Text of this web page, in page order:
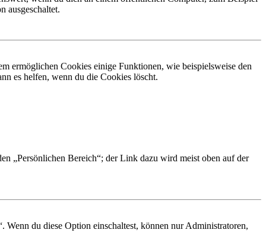
ausgeschaltet.
ermöglichen Cookies einige Funktionen, wie beispielsweise den
es helfen, wenn du die Cookies löscht.
„Persönlichen Bereich“; der Link dazu wird meist oben auf der
du diese Option einschaltest, können nur Administratoren,